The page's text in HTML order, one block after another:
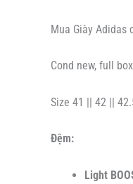
Mua Giày Adidas
Cond new, full
Size 41 || 42 ||
Đệm:
Light